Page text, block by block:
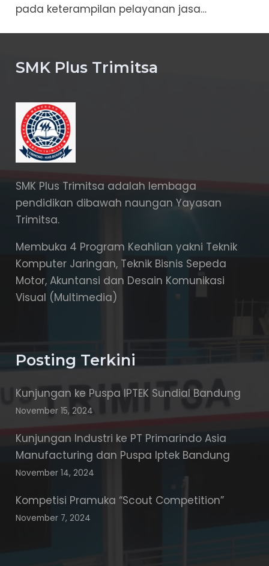
pada keterampilan pelayanan jasa…
SMK Plus Trimitsa
SMK Plus Trimitsa adalah lembaga
pendidikan dibawah naungan Yayasan
Trimitsa.
Membuka 4 Program Keahlian yakni Teknik
Komputer Jaringan, Teknik Bisnis Sepeda
Motor, Akuntansi dan Desain Komunikasi
Visual (Multimedia)
Posting Terkini
Kunjungan ke Puspa IPTEK Sundial Bandung
November 15, 2024
Kunjungan Industri ke PT Primarindo Asia
Manufacturing dan Puspa Iptek Bandung
November 14, 2024
Kompetisi Pramuka “Scout Competition”
November 7, 2024